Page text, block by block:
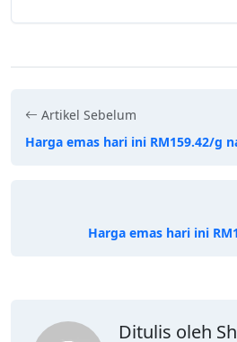
Artikel Sebelum
Harga emas hari ini RM159.42/g
Harga emas hari ini
Ditulis oleh